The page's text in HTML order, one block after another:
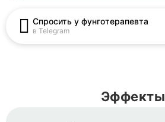
Спросить у фунготерапевта
в Telegram
Эффекты